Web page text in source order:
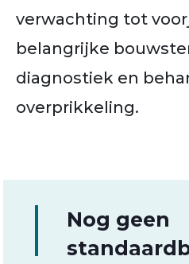
verwachting tot
belangrijke
diagnostiek en
overprikkeling.
Nog geen